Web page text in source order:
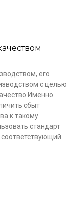
его
с целью
сбыт
к такому
стандарт